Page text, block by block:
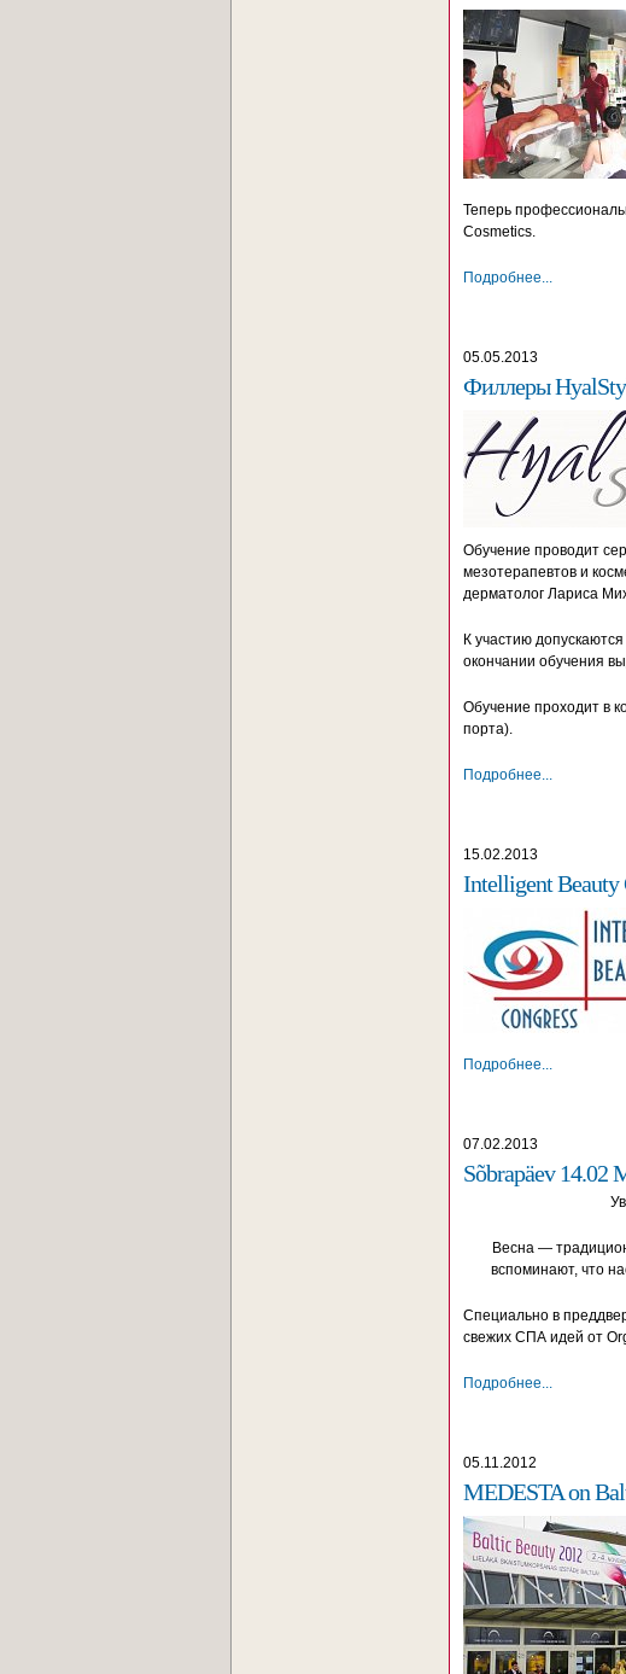
Теперь
Cosmetics.
Подробнее...
05.05.2013
Филлеры
Обучение проводит
мезотерапевтов и
дерматолог Лариса
К участию
окончании обучения
Обучение проходит в
порта).
Подробнее...
15.02.2013
Intelligent Beauty
Подробнее...
07.02.2013
Sõbrapäev 14.02
Весна —
вспоминают, что
Специально в
свежих СПА идей от
Подробнее...
05.11.2012
MEDESTA on